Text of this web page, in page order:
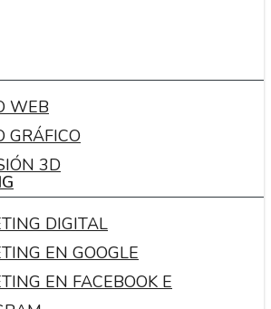
WEB
GRÁFICO
3D
DIGITAL
EN GOOGLE
EN FACEBOOK E